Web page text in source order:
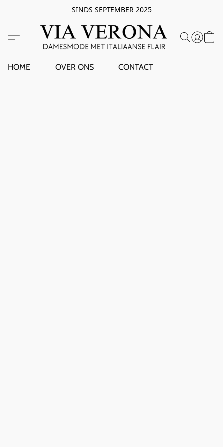
SINDS SEPTEMBER 2025
HOME OVER ONS CONTACT